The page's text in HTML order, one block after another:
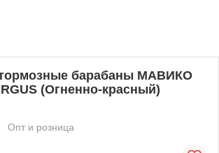
тормозные барабаны МАВИКО
(Огненно-красный)
Опт и розница